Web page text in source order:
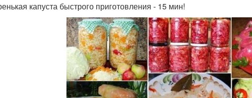
капуста быстрого приготовления - 15 мин!